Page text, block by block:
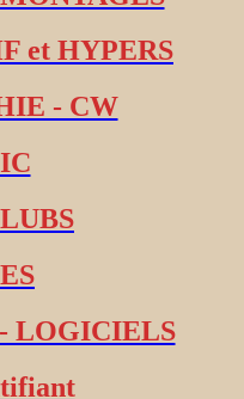
et HYPERS
- CW
LOGICIELS